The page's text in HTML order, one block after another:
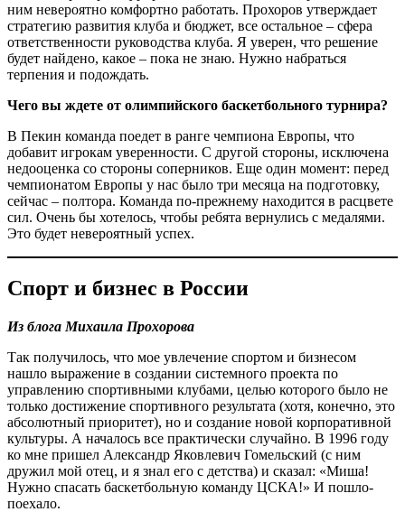
ним невероятно комфортно работать. Прохоров утверждает
стратегию развития клуба и бюджет, все остальное – сфера
ответственности руководства клуба. Я уверен, что решение
будет найдено, какое – пока не знаю. Нужно набраться
терпения и подождать.
Чего вы ждете от олимпийского баскетбольного турнира?
В Пекин команда поедет в ранге чемпиона Европы, что
добавит игрокам уверенности. С другой стороны, исключена
недооценка со стороны соперников. Еще один момент: перед
чемпионатом Европы у нас было три месяца на подготовку,
сейчас – полтора. Команда по-прежнему находится в расцвете
сил. Очень бы хотелось, чтобы ребята вернулись с медалями.
Это будет невероятный успех.
Спорт и бизнес в России
Из блога Михаила Прохорова
Так получилось, что мое увлечение спортом и бизнесом
нашло выражение в создании системного проекта по
управлению спортивными клубами, целью которого было не
только достижение спортивного результата (хотя, конечно, это
абсолютный приоритет), но и создание новой корпоративной
культуры. А началось все практически случайно. В 1996 году
ко мне пришел Александр Яковлевич Гомельский (с ним
дружил мой отец, и я знал его с детства) и сказал: «Миша!
Нужно спасать баскетбольную команду ЦСКА!» И пошло-
поехало.